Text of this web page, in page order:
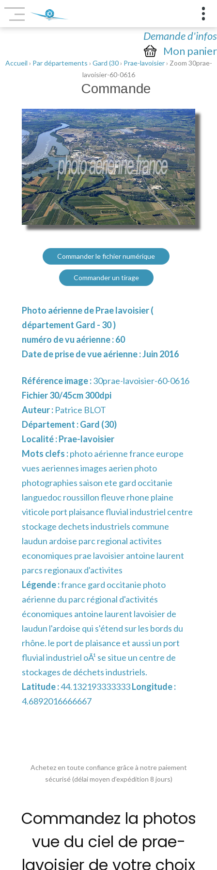
Demande d'infos
Mon panier
Accueil › Par départements › Gard (30› Prae-lavoisier› Zoom 30prae-
lavoisier-60-0616
Commande
Commander le fichier numérique
Commander un tirage
Photo aérienne de Prae lavoisier (
département Gard - 30 )
numéro de vu aérienne : 60
Date de prise de vue aérienne : Juin 2016
Référence image :30prae-lavoisier-60-0616
Fichier 30/45cm 300dpi
Auteur : Patrice BLOT
Département :Gard (30)
Localité :Prae-lavoisier
Mots clefs :photo aérienne france europe
vues aeriennes images aerien photo
photographies saison ete gard occitanie
languedoc roussillon fleuve rhone plaine
viticole port plaisance fluvial industriel centre
stockage dechets industriels commune
laudun ardoise parc regional activites
economiques prae lavoisier antoine laurent
parcs regionaux d'activites
Légende :france gard occitanie photo
aérienne du parc régional d'activités
économiques antoine laurent lavoisier de
laudun l'ardoise qui s'étend sur les bords du
rhône. le port de plaisance et aussi un port
fluvial industriel oÃ¹ se situe un centre de
stockages de déchets industriels.
Latitude :44.132193333333Longitude :
4.6892016666667
Achetez en toute confiance grâce à notre paiement
sécurisé (délai moyen d’expédition 8 jours)
Commandez la photos
vue du ciel de prae-
lavoisier de votre choix